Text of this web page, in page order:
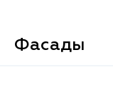
Фасады